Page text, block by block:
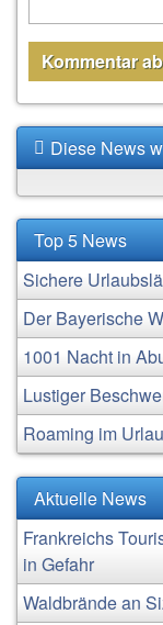
Diese News
Top 5 News
Sichere
Der Bayerische
1001 Nacht in
Lustiger
Roaming im
Aktuelle News
Frankreichs
in Gefahr
Waldbrände an